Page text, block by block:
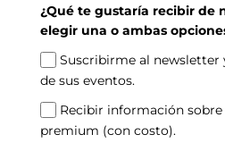
+1
¿Qué te gustaría recibir de
elegir una o ambas
Suscribirme al
de sus eventos.
Recibir información
premium (con costo).